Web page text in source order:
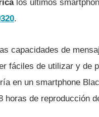
los últimos
.
capacidades de
fáciles de utilizar y de
en un smartphone
horas de reproducción